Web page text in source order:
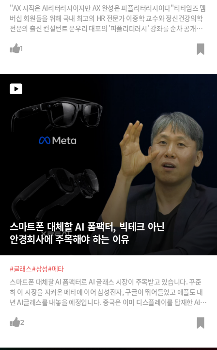
"AX 시작은 AI리터러시이지만 AX 완성은 피플리터러시이다"티타임즈 멤
버십 회원들을 위해 국내 최고의 HR 전문가 이중학 교수와 정신건강의학
전문의 출신 컨설턴트 문우리 대표의 '피플리터러시' 강좌를 순차 공개합
들 수 있는지, 동료들과는 어떻게 협업해야 하는지 확인하세요.총 8강 중 3
1
스마트폰 대체할 AI 폼팩터, 빅테크 아닌
안경회사에 주목해야 하는 이유
#글래스#삼성#메타
스마트폰 대체할 AI 폼팩터로 AI 글래스 시장이 주목받고 있습니다. 꾸준
히 이 시장을 지켜온 메타에 이어 삼성전자, 구글이 뛰어들었고 애플도 내
년 AI글래스를 내놓을 예정입니다. 중국은 이미 디스플레이를 탑재한 AI글
직계열화를 완성했기 때문입니다.그런데 빅테크, 중국이 탐내고 있는 이
2